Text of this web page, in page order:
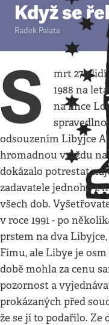
Když se
Radek Palata
S
mrt 270
1988 na
na lince
odsouzením Libyjce
hromadnou vraždu
dokázalo potrestat
zadavatele jednoho z
všech dob.
v roce 1991 - po
prstem na dva
Fímu, ale Libye je
době mohla za cenu
pozornost a
prokázaných před
že se jí to podařilo. Ze